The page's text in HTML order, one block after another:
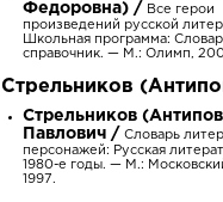
персонажи
словарь
Федоровна) / Все герои
произведений русской
Школьная программа:
справочник. — М.: Олимп,
Стрельников
Стрельников
Павлович / Словарь
персонажей: Русская
1980-е годы. — М.:
1997.